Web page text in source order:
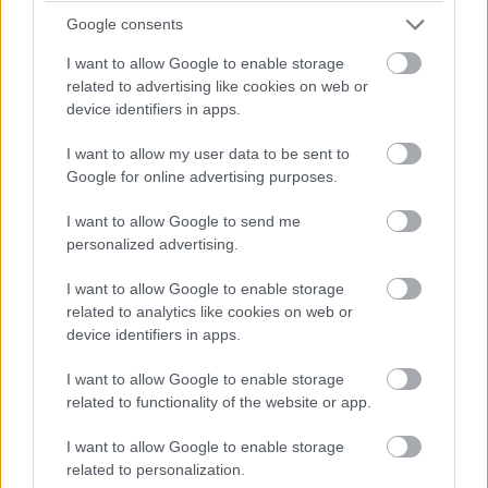
Google consents
I want to allow Google to enable storage
related to advertising like cookies on web or
device identifiers in apps.
I want to allow my user data to be sent to
Google for online advertising purposes.
I want to allow Google to send me
personalized advertising.
I want to allow Google to enable storage
related to analytics like cookies on web or
device identifiers in apps.
I want to allow Google to enable storage
related to functionality of the website or app.
I want to allow Google to enable storage
related to personalization.
Odolnosť pri výpadku prúdu: 14 h
Hlučnosť: 41 dB
Trieda mrazenia: ****
Špeciálne funkcie: digitálny invertorový kompresor,
beznámrazová technológia True No Frost, Multi Flow,
rýchle mrazenie
Komfort a bezpečnosť: záruka 10 rokov na kompresor,
veľké boxy na uskladnenie potravín, LED displej, detský
zámok
Hviezdičky a písmená